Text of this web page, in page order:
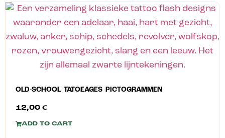
OLD-SCHOOL TATOEAGES PICTOGRAMMEN
12,00 €
ADD TO CART